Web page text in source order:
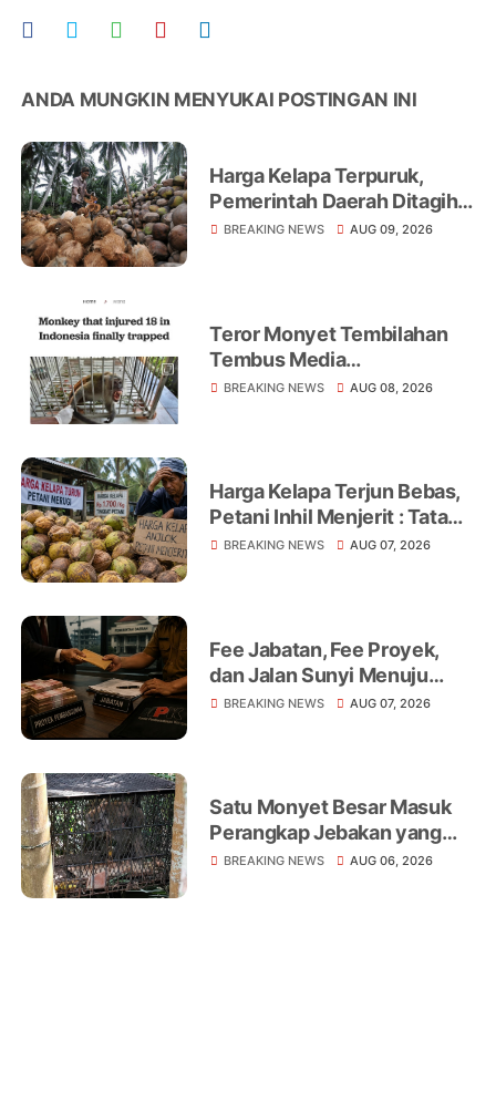
ANDA MUNGKIN MENYUKAI POSTINGAN INI
Harga Kelapa Terpuruk,
Pemerintah Daerah Ditagih
Realisasikan Program
BREAKING NEWS AUG 09, 2026
Teror Monyet Tembilahan
Tembus Media
Internasional, AFP Soroti 18
BREAKING NEWS AUG 08, 2026
Harga Kelapa Terjun Bebas,
Petani Inhil Menjerit : Tata
Niaga, Monopoli hingga
BREAKING NEWS AUG 07, 2026
Fee Jabatan, Fee Proyek,
dan Jalan Sunyi Menuju
Operasi Tangkap Tangan
BREAKING NEWS AUG 07, 2026
Satu Monyet Besar Masuk
Perangkap Jebakan yang
Dipasang di Belakang
BREAKING NEWS AUG 06, 2026